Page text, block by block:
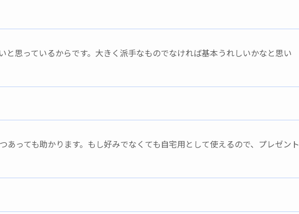
と思っているからです。大きく派手なものでなければ基本うれしいかなと思い
あっても助かります。もし好みでなくても自宅用として使えるので、プレゼント